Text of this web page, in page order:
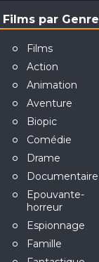
Films par Genre
Films
Action
Animation
Aventure
Biopic
Comédie
Drame
Documentaire
Epouvante-
horreur
Espionnage
Famille